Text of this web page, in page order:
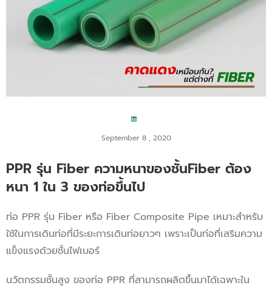
September 8 , 2020
PPR รุ่น Fiber ความหนาของชั้นFiber ต้อง
หนา 1 ใน 3 ของท่อขึ้นไป
ท่อ PPR รุ่น Fiber หรือ Fiber Composite Pipe เหมาะสำหรับ
ใช้ในการเดินท่อที่มีระยะการเดินท่อยาวๆ เพราะเป็นท่อที่เสริมความ
แข็งแรงด้วยชั้นไฟเบอร์
นวัตกรรมชั้นสูง ของท่อ PPR ที่สามารถผลิตขึ้นมาได้เฉพาะใน